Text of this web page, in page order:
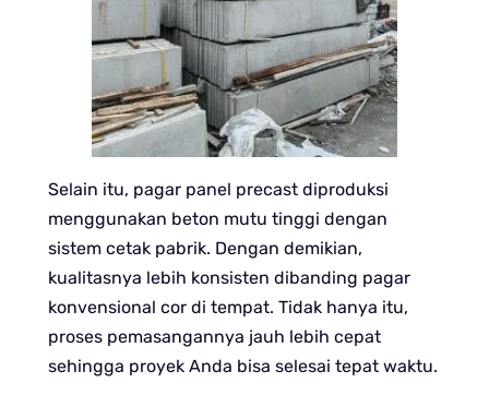
Selain itu, pagar panel precast diproduksi
menggunakan beton mutu tinggi dengan
sistem cetak pabrik. Dengan demikian,
kualitasnya lebih konsisten dibanding pagar
konvensional cor di tempat. Tidak hanya itu,
proses pemasangannya jauh lebih cepat
sehingga proyek Anda bisa selesai tepat waktu.